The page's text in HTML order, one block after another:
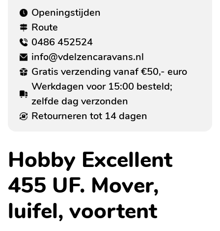
Openingstijden
Route
0486 452524
info@vdelzencaravans.nl
Gratis verzending vanaf €50,- euro
Werkdagen voor 15:00 besteld;
zelfde dag verzonden
Retourneren tot 14 dagen
Hobby Excellent
455 UF. Mover,
luifel, voortent